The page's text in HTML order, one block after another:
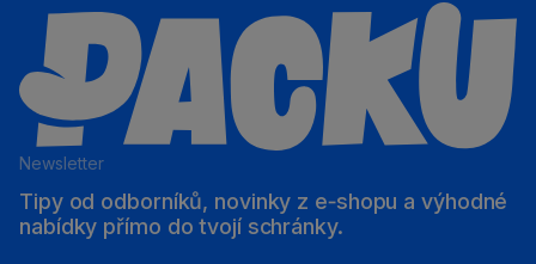
Newsletter
Tipy od odborníků, novinky z e‑shopu a výhodné
nabídky přímo do tvojí schránky.